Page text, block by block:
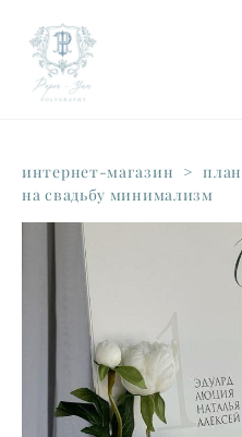
интернет-магазин >
на свадьбу минимализм